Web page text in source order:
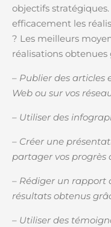
objectifs
efficacement les
? Les meilleurs
réalisations obtenues
– Publier des articles
Web ou sur vos
– Utiliser des
– Créer une
partager vos progrès
– Rédiger un rapport
résultats obtenus
– Utiliser des